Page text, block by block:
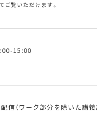
ご覧いただけます。
15:00
信（ワーク部分を除いた講義部